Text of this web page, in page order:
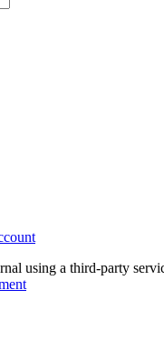
using a third-party